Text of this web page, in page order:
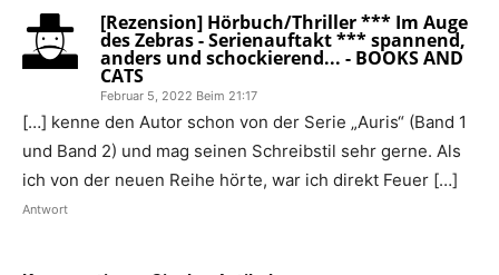
[Rezension] Hörbuch/Thriller *** Im Auge
des Zebras - Serienauftakt *** spannend,
anders und schockierend... - BOOKS AND
CATS
Februar 5, 2022 Beim 21:17
[…] kenne den Autor schon von der Serie „Auris“ (Band 1
und Band 2) und mag seinen Schreibstil sehr gerne. Als
ich von der neuen Reihe hörte, war ich direkt Feuer […]
Antwort